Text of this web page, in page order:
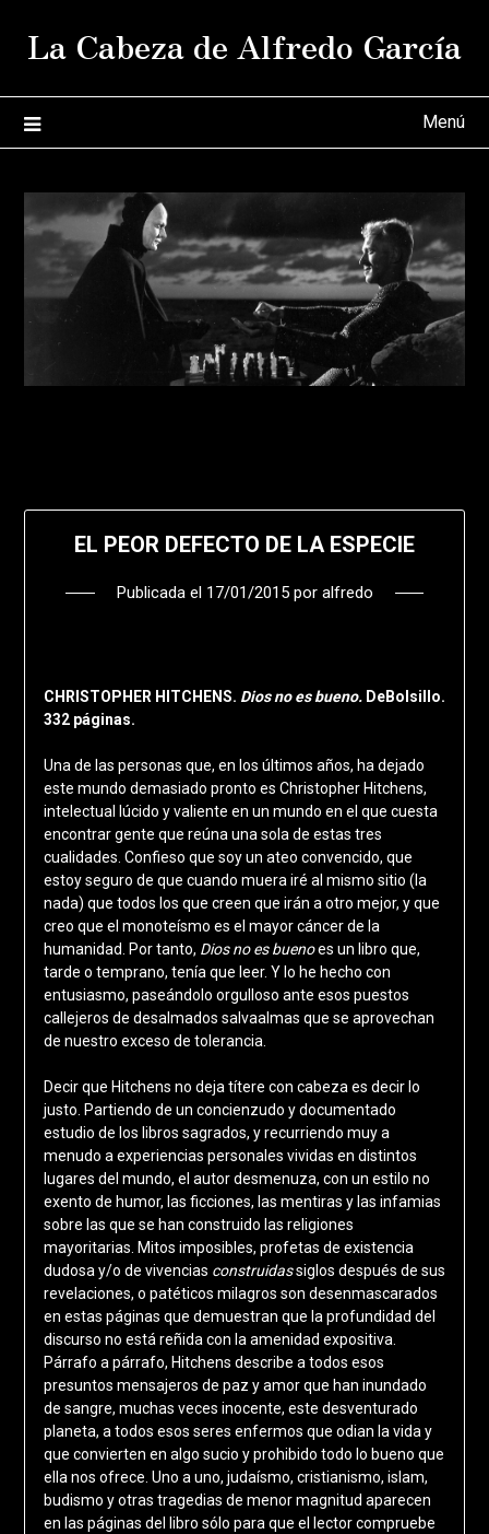
La Cabeza de Alfredo García
Menú
EL PEOR DEFECTO DE LA ESPECIE
Publicada el 17/01/2015por alfredo
CHRISTOPHER HITCHENS. Dios no es bueno. DeBolsillo.
332 páginas.
Una de las personas que, en los últimos años, ha dejado
este mundo demasiado pronto es Christopher Hitchens,
intelectual lúcido y valiente en un mundo en el que cuesta
encontrar gente que reúna una sola de estas tres
cualidades. Confieso que soy un ateo convencido, que
estoy seguro de que cuando muera iré al mismo sitio (la
nada) que todos los que creen que irán a otro mejor, y que
creo que el monoteísmo es el mayor cáncer de la
humanidad. Por tanto, Dios no es buenoes un libro que,
tarde o temprano, tenía que leer. Y lo he hecho con
entusiasmo, paseándolo orgulloso ante esos puestos
callejeros de desalmados salvaalmas que se aprovechan
de nuestro exceso de tolerancia.
Decir que Hitchens no deja títere con cabeza es decir lo
justo. Partiendo de un concienzudo y documentado
estudio de los libros sagrados, y recurriendo muy a
menudo a experiencias personales vividas en distintos
lugares del mundo, el autor desmenuza, con un estilo no
exento de humor, las ficciones, las mentiras y las infamias
sobre las que se han construido las religiones
mayoritarias. Mitos imposibles, profetas de existencia
dudosa y/o de vivencias construidassiglos después de sus
revelaciones, o patéticos milagros son desenmascarados
en estas páginas que demuestran que la profundidad del
discurso no está reñida con la amenidad expositiva.
Párrafo a párrafo, Hitchens describe a todos esos
presuntos mensajeros de paz y amor que han inundado
de sangre, muchas veces inocente, este desventurado
planeta, a todos esos seres enfermos que odian la vida y
que convierten en algo sucio y prohibido todo lo bueno que
ella nos ofrece. Uno a uno, judaísmo, cristianismo, islam,
budismo y otras tragedias de menor magnitud aparecen
en las páginas del libro sólo para que el lector compruebe